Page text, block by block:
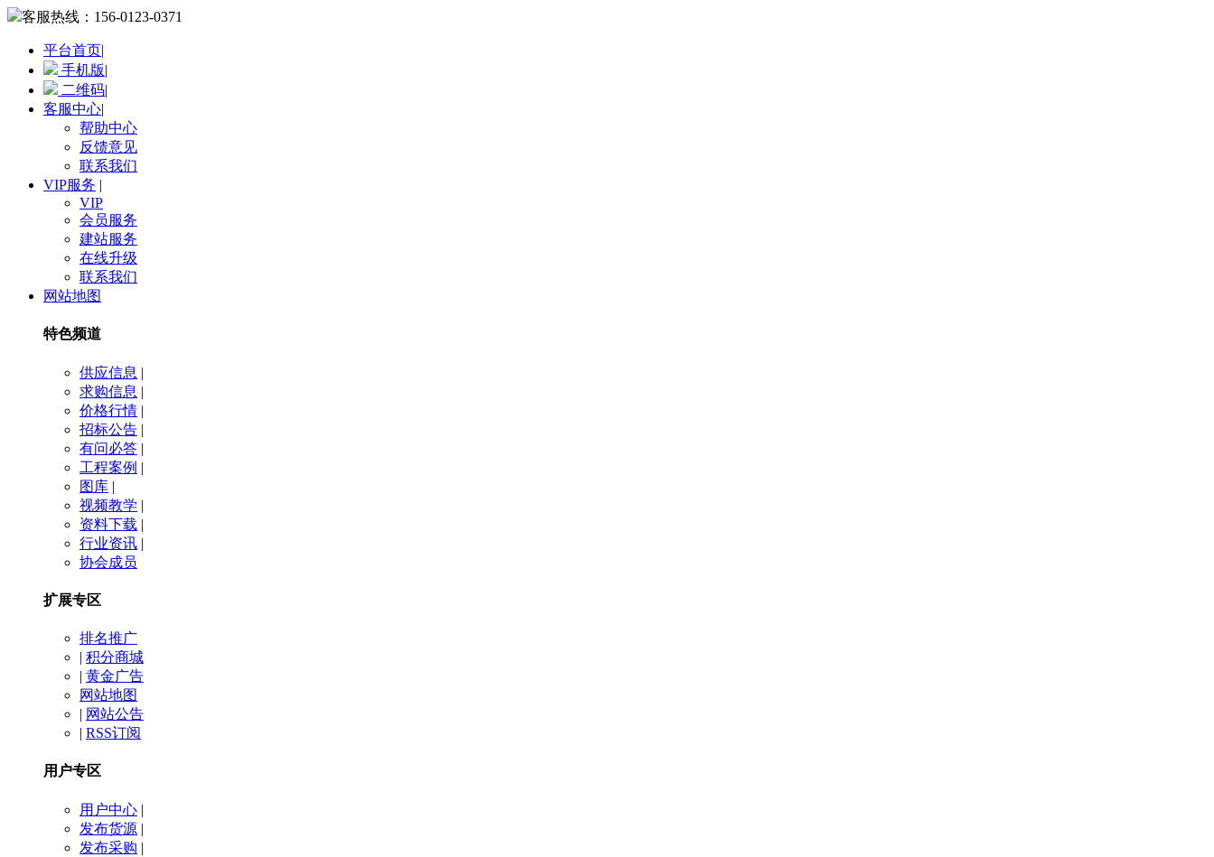
客服热线： 156-0123-0371
平台首页|
手机版|
二维码|
客服中心|
帮助中心
反馈意见
联系我们
VIP服务 |
VIP
会员服务
建站服务
在线升级
联系我们
网站地图
特色频道
供应信息 |
求购信息 |
价格行情 |
招标公告 |
有问必答 |
工程案例 |
图库 |
视频教学 |
资料下载 |
行业资讯 |
协会成员
扩展专区
排名推广
| 积分商城
| 黄金广告
网站地图
| 网站公告
| RSS订阅
用户专区
用户中心 |
发布货源 |
发布采购 |